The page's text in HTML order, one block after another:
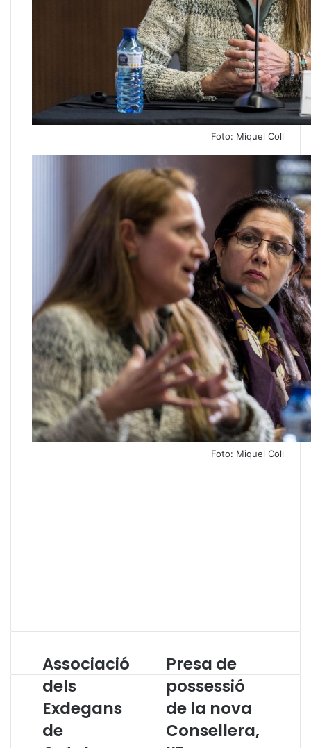
Foto: Miquel Coll
Foto: Miquel Coll
A
s
s
o
i
Associació
dels
Exdegans
de
P
r
e
s
d
Presa de
possessió
de la nova
Consellera,